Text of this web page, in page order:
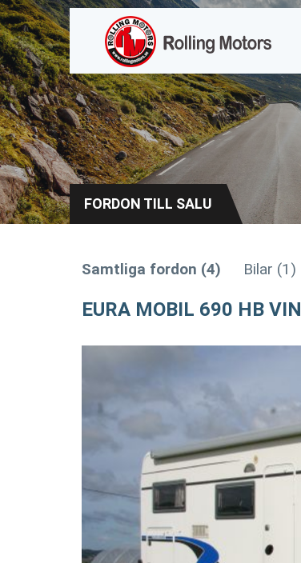
FORDON TILL SALU
Samtliga fordon (4) Bilar (1)
EURA MOBIL 690 HB